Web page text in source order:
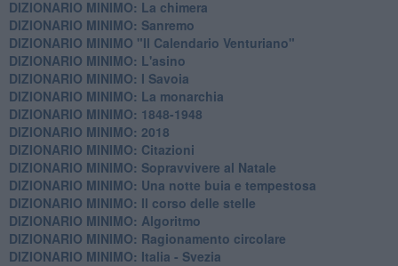
DIZIONARIO MINIMO: La chimera
DIZIONARIO MINIMO: Sanremo
DIZIONARIO MINIMO "Il Calendario Venturiano"
DIZIONARIO MINIMO: L'asino
DIZIONARIO MINIMO: I Savoia
DIZIONARIO MINIMO: La monarchia
DIZIONARIO MINIMO: 1848-1948
DIZIONARIO MINIMO: 2018
DIZIONARIO MINIMO: Citazioni
DIZIONARIO MINIMO: ​Sopravvivere al Natale
DIZIONARIO MINIMO: ​Una notte buia e tempestosa
DIZIONARIO MINIMO: Il corso delle stelle
DIZIONARIO MINIMO: Algoritmo
DIZIONARIO MINIMO: Ragionamento circolare
DIZIONARIO MINIMO: Italia - Svezia